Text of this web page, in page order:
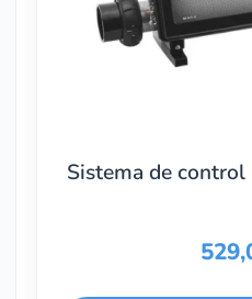
Sistema de